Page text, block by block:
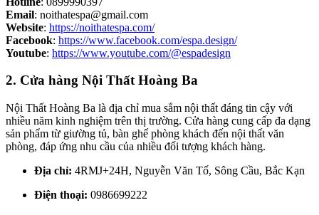
Email: noithatespa@gmail.com
Website: https://noithatespa.com/
Facebook: https://www.facebook.com/espa.design/
Youtube: https://www.youtube.com/@espadesign
2. Cửa hàng Nội Thất Hoàng Ba
Nội Thất Hoàng Ba là địa chỉ mua sắm nội thất đáng tin cậy với
nhiều năm kinh nghiệm trên thị trường. Cửa hàng cung cấp đa dạng
sản phẩm từ giường tủ, bàn ghế phòng khách đến nội thất văn
phòng, đáp ứng nhu cầu của nhiều đối tượng khách hàng.
Địa chỉ: 4RMJ+24H, Nguyễn Văn Tố, Sông Cầu, Bắc Kạn
Điện thoại: 0986699222